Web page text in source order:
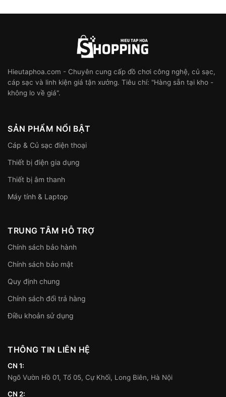
Hieutaphoa.com - Chuyên cung cấp đồ chơi công nghệ, củ sạc,
cáp sạc và linh kiện giá tận xưởng. Tiêu chí: "Hàng sẵn tại kho -
không lo về giá".
SẢN PHẨM NỔI BẬT
Cáp & Củ sạc điện thoại
Thiết bị điện gia dụng
Thiết bị âm thanh
Máy tính & Laptop
TRUNG TÂM HỖ TRỢ
Chính sách bảo hành
Chính sách bảo mật
Quy định chung
Chính sách đổi trả hàng
Điều khoản sử dụng
THÔNG TIN LIÊN HỆ
CN 1:
Ngõ Vườn Hồ 01, Tổ 05, Cự Khối, Long Biên, Hà Nội
CN 2: